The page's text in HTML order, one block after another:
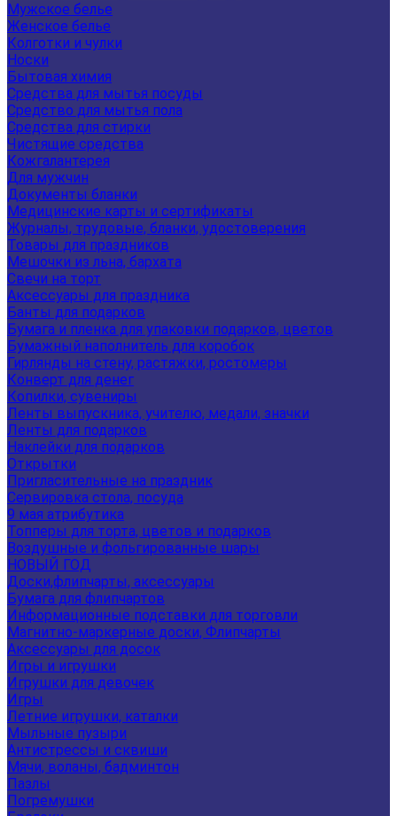
Мужское белье
Женское белье
Колготки и чулки
Носки
Бытовая химия
Средства для мытья посуды
Средство для мытья пола
Средства для стирки
Чистящие средства
Кожгалантерея
Для мужчин
Документы бланки
Медицинские карты и сертификаты
Журналы, трудовые, бланки, удостоверения
Товары для праздников
Мешочки из льна, бархата
Свечи на торт
Аксессуары для праздника
Банты для подарков
Бумага и пленка для упаковки подарков, цветов
Бумажный наполнитель для коробок
Гирлянды на стену, растяжки, ростомеры
Конверт для денег
Копилки, сувениры
Ленты выпускника, учителю, медали, значки
Ленты для подарков
Наклейки для подарков
Открытки
Пригласительные на праздник
Сервировка стола, посуда
9 мая атрибутика
Топперы для торта, цветов и подарков
Воздушные и фольгированные шары
НОВЫЙ ГОД
Доски,флипчарты, аксессуары
Бумага для флипчартов
Информационные подставки для торговли
Магнитно-маркерные доски, Флипчарты
Аксессуары для досок
Игры и игрушки
Игрушки для девочек
Игры
Летние игрушки, каталки
Мыльные пузыри
Антистрессы и сквиши
Мячи, воланы, бадминтон
Пазлы
Погремушки